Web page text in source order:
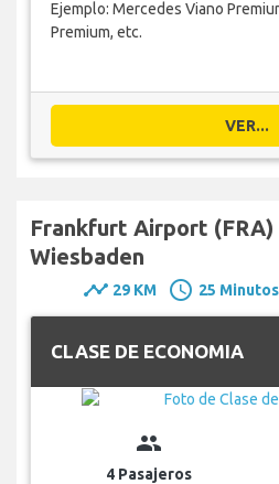
Ejemplo: Mercedes Viano
Premium, etc.
VER...
Frankfurt Airport
Wiesbaden
timeline 29 KM schedule 25
CLASE DE ECONOMIA
group
4 Pasajeros